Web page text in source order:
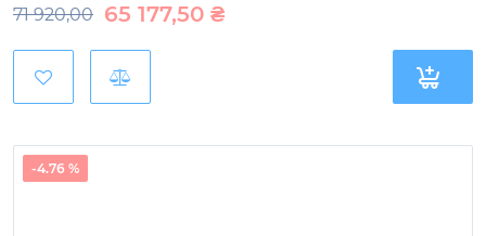
71 920,00 65 177,50 ₴
-4.76 %